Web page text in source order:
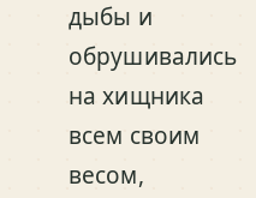
дыбы и
обрушивались
на хищника
всем своим
весом,